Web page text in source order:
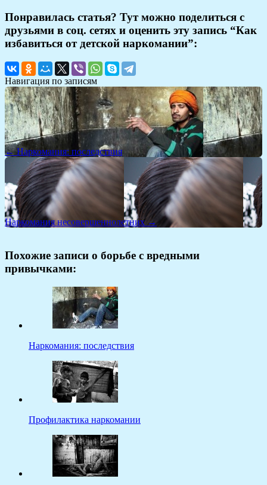
Понравилась статья? Тут можно поделиться с
друзьями в соц. сетях и оценить эту запись “Как
избавиться от детской наркомании”:
Навигация по записям
← Наркомания: последствия
Наркомания несовершеннолетних →
Похожие записи о борьбе с вредными
привычками:
Наркомания: последствия
Профилактика наркомании